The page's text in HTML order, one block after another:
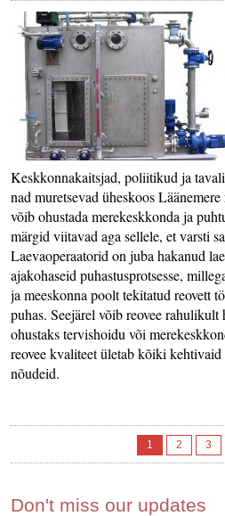
Keskkonnakaitsjad, poliitikud ja
nad muretsevad üheskoos Läänemere
võib ohustada merekeskkonda ja
märgid viitavad aga sellele, et varsti
Laevaoperaatorid on juba hakanud
ajakohaseid puhastusprotsesse,
ja meeskonna poolt tekitatud reovett
puhas. Seejärel võib reovee rahulikult
ohustaks tervishoidu või
reovee kvaliteet ületab kõiki kehtivaid
nõudeid.
1 2 3
Don't miss our updates